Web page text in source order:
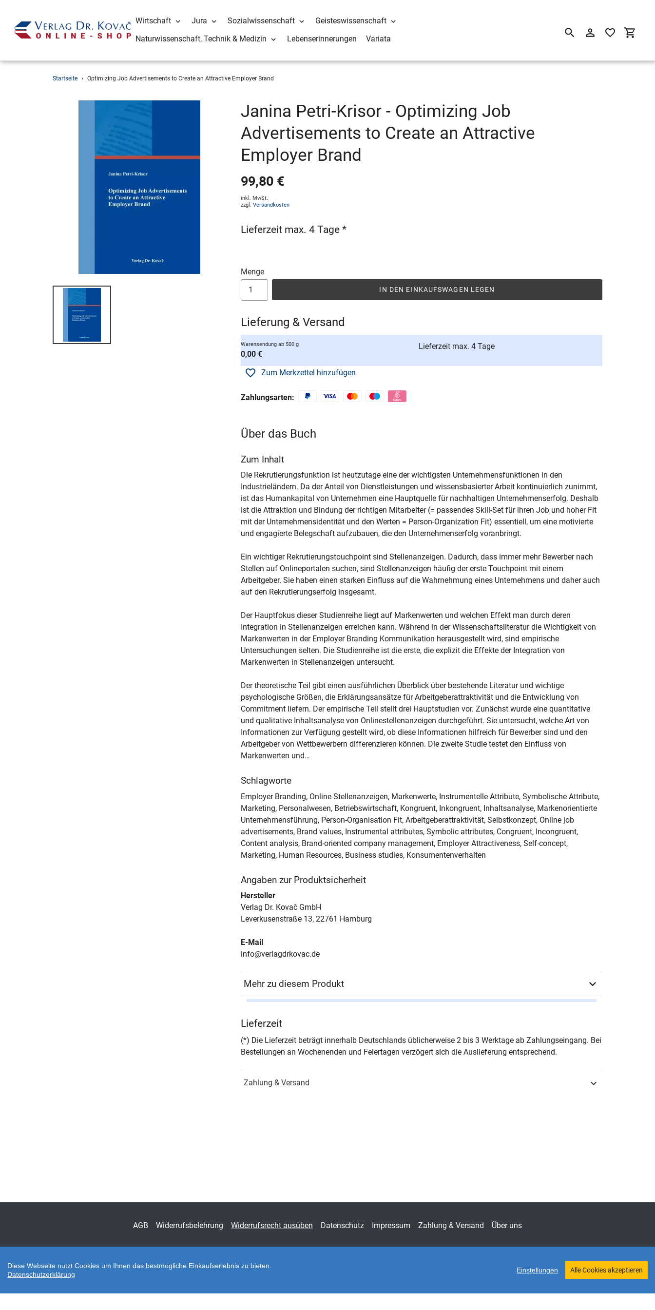
Wirtschaft Jura Sozialwissenschaft
Geisteswissenschaft
Naturwissenschaft, Technik & Medizin
Lebenserinnerungen Variata SuchenEinloggen
Startseite › Optimizing Job Advertisements to Create an Attractive Employer Brand
Janina Petri-Krisor - Optimizing Job
Advertisements to Create an Attractive
Employer Brand
99,80 €
inkl. MwSt.
zzgl. Versandkosten
Lieferzeit max. 4 Tage *
Menge
IN DEN EINKAUFSWAGEN LEGEN
Lieferung & Versand
Warensendung ab 500 g
0,00 €
Lieferzeit max. 4 Tage
Zum Merkzettel hinzufügen
Zahlungsarten:
Über das Buch
Zum Inhalt
Die Rekrutierungsfunktion ist heutzutage eine der wichtigsten Unternehmensfunktionen in den
Industrieländern. Da der Anteil von Dienstleistungen und wissensbasierter Arbeit kontinuierlich zunimmt,
ist das Humankapital von Unternehmen eine Hauptquelle für nachhaltigen Unternehmenserfolg. Deshalb
ist die Attraktion und Bindung der richtigen Mitarbeiter (= passendes Skill-Set für ihren Job und hoher Fit
mit der Unternehmensidentität und den Werten = Person-Organization Fit) essentiell, um eine motivierte
und engagierte Belegschaft aufzubauen, die den Unternehmenserfolg voranbringt.
Ein wichtiger Rekrutierungstouchpoint sind Stellenanzeigen. Dadurch, dass immer mehr Bewerber nach
Stellen auf Onlineportalen suchen, sind Stellenanzeigen häufig der erste Touchpoint mit einem
Arbeitgeber. Sie haben einen starken Einfluss auf die Wahrnehmung eines Unternehmens und daher auch
auf den Rekrutierungserfolg insgesamt.
Der Hauptfokus dieser Studienreihe liegt auf Markenwerten und welchen Effekt man durch deren
Integration in Stellenanzeigen erreichen kann. Während in der Wissenschaftsliteratur die Wichtigkeit von
Markenwerten in der Employer Branding Kommunikation herausgestellt wird, sind empirische
Untersuchungen selten. Die Studienreihe ist die erste, die explizit die Effekte der Integration von
Markenwerten in Stellenanzeigen untersucht.
Der theoretische Teil gibt einen ausführlichen Überblick über bestehende Literatur und wichtige
psychologische Größen, die Erklärungsansätze für Arbeitgeberattraktivität und die Entwicklung von
Commitment liefern. Der empirische Teil stellt drei Hauptstudien vor. Zunächst wurde eine quantitative
und qualitative Inhaltsanalyse von Onlinestellenanzeigen durchgeführt. Sie untersucht, welche Art von
Informationen zur Verfügung gestellt wird, ob diese Informationen hilfreich für Bewerber sind und den
Arbeitgeber von Wettbewerbern differenzieren können. Die zweite Studie testet den Einfluss von
Markenwerten und…
Schlagworte
Employer Branding, Online Stellenanzeigen, Markenwerte, Instrumentelle Attribute, Symbolische Attribute,
Marketing, Personalwesen, Betriebswirtschaft, Kongruent, Inkongruent, Inhaltsanalyse, Markenorientierte
Unternehmensführung, Person-Organisation Fit, Arbeitgeberattraktivität, Selbstkonzept, Online job
advertisements, Brand values, Instrumental attributes, Symbolic attributes, Congruent, Incongruent,
Content analysis, Brand-oriented company management, Employer Attractiveness, Self-concept,
Marketing, Human Resources, Business studies, Konsumentenverhalten
Angaben zur Produktsicherheit
Hersteller
Verlag Dr. Kovač GmbH
Leverkusenstraße 13, 22761 Hamburg
E-Mail
info@verlagdrkovac.de
Mehr zu diesem Produkt
Seiten 392
ISBN
Lieferzeit
(*) Die Lieferzeit beträgt innerhalb Deutschlands üblicherweise 2 bis 3 Werktage ab Zahlungseingang. Bei
Bestellungen an Wochenenden und Feiertagen verzögert sich die Auslieferung entsprechend.
Zahlung & Versand
AGB Widerrufsbelehrung Widerrufsrecht ausüben Datenschutz Impressum Zahlung & Versand Über uns
Diese Webseite nutzt Cookies um Ihnen das bestmögliche Einkaufserlebnis zu bieten.
Datenschutzerklärung
Einstellungen Alle Cookies akzeptieren